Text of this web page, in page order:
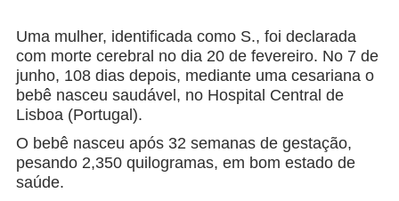
Uma mulher, identificada como S., foi declarada
com morte cerebral no dia 20 de fevereiro. No 7 de
junho, 108 dias depois, mediante uma cesariana o
bebê nasceu saudável, no Hospital Central de
Lisboa (Portugal).
O bebê nasceu após 32 semanas de gestação,
pesando 2,350 quilogramas, em bom estado de
saúde.